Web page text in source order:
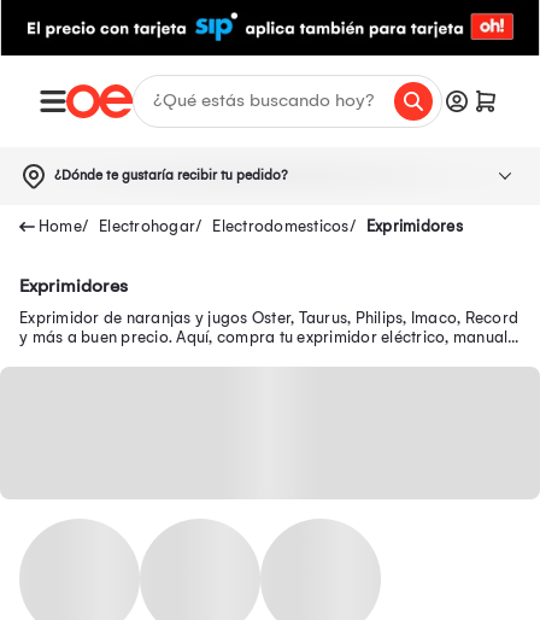
¿Dónde te gustaría recibir tu pedido?
Electrohogar Electrodomesticos Exprimidores
Exprimidores
Exprimidor de naranjas y jugos Oster, Taurus, Philips, Imaco, Record
y más a buen precio. Aquí, compra tu exprimidor eléctrico, manual,